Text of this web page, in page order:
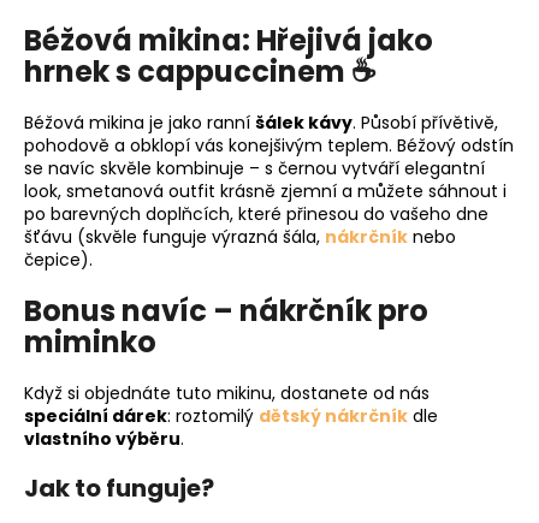
Béžová mikina: Hřejivá jako
hrnek s cappuccinem ☕
Béžová mikina je jako ranní šálek kávy. Působí přívětivě,
pohodově a obklopí vás konejšivým teplem. Béžový odstín
se navíc skvěle kombinuje – s černou vytváří elegantní
look, smetanová outfit krásně zjemní a můžete sáhnout i
po barevných doplňcích, které přinesou do vašeho dne
šťávu (skvěle funguje výrazná šála, nákrčník nebo
čepice).
Bonus navíc – nákrčník pro
miminko
Když si objednáte tuto mikinu, dostanete od nás
speciální dárek: roztomilý dětský nákrčník dle
vlastního výběru.
Jak to funguje?